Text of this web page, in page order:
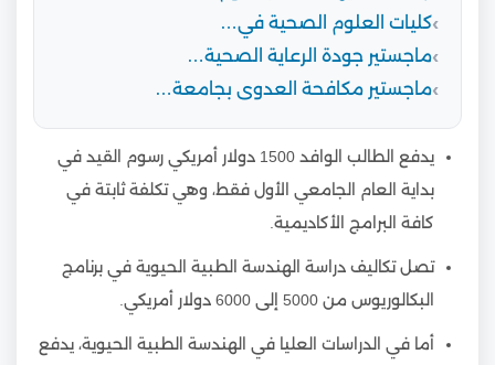
كليات العلوم الصحية في…
ماجستير جودة الرعاية الصحية…
ماجستير مكافحة العدوى بجامعة…
يدفع الطالب الوافد 1500 دولار أمريكي رسوم القيد في
بداية العام الجامعي الأول فقط، وهي تكلفة ثابتة في
كافة البرامج الأكاديمية.
تصل تكاليف دراسة الهندسة الطبية الحيوية في برنامج
البكالوريوس من 5000 إلى 6000 دولار أمريكي.
أما في الدراسات العليا في الهندسة الطبية الحيوية، يدفع